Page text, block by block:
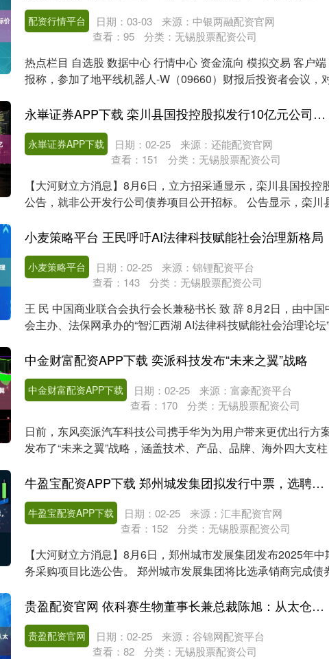
配资行情平台 日期：03-03
来源：中银两融配资官网
查看： 95 分类： 无锡股票配资公司
热点栏目 自选股 数据中心 行情中心 资金流向 模拟交易 客户
报称，参加了地平线机器人-W（09660）财报后投资者会议，
永崋证券APP下载 栾川县国投控股拟发行10亿元公司债，选聘主承销商
永崋证券APP下载 日期：02-25
来源：还能配资官网
查看： 151 分类： 无锡股票配资公司
【大河财立方消息】8月6日，立方招采通显示，栾川县国投控
公告，就非公开发行公司债券项目公开招标。 公告显示，栾川
小麦策略平台 王民呼吁AI法律科技赋能社会治理新格局
小麦策略平台 日期：02-25
来源：锦锂配资平台
查看： 143 分类： 无锡股票配资公司
王 民 中国商业联合会执行会长兼秘书长 致 辞 8月2日，由中
会主办、法保网承办的“智汇西湖 AI法律科技赋能社会治理论坛
中金财富配资APP下载 奕派科技发布“未来之翼”战略
中金财富配资APP下载 日期：02-25
来源：富豪配资平台
查看： 170 分类： 无锡股票配资公司
日前，东风奕派汽车科技公司携手华为为用户带来更优出行方
发布了“未来之翼”战略，涵盖技术、产品、品牌、海外四大支
牛盈宝配资APP下载 郑州城发集团拟发行中票，选聘承销商
牛盈宝配资APP下载 日期：02-25
来源：汇丰配资官网
查看： 152 分类： 无锡股票配资公司
【大河财立方消息】8月6日，郑州城市发展集团发布2025年
务采购项目比选公告。 郑州城市发展集团将比选承销商完成债
贵盈配资官网 依科赛生物董事长兼总裁陈旭：从太仓生物港起锚 驶向全球
贵盈配资官网 日期：02-25
来源：谷锦网配资平台
查看： 82 分类： 无锡股票配资公司